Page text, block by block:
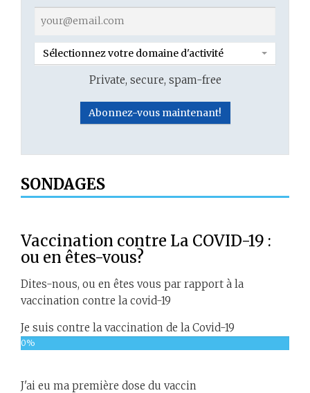
Sélectionnez votre domaine d'activité
Private, secure, spam-free
SONDAGES
Vaccination contre La COVID-19 :
ou en êtes-vous?
Dites-nous, ou en êtes vous par rapport à la
vaccination contre la covid-19
Je suis contre la vaccination de la Covid-19
0%
J'ai eu ma première dose du vaccin